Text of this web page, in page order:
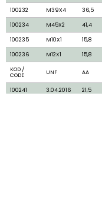
100232 M39X4 36,5
100234 M45X2 41,4
100235 M10X1 15,8
100236 M12X1 15,8
KOD /
CODE
UNF AA
100241 3.04.2016 21,5